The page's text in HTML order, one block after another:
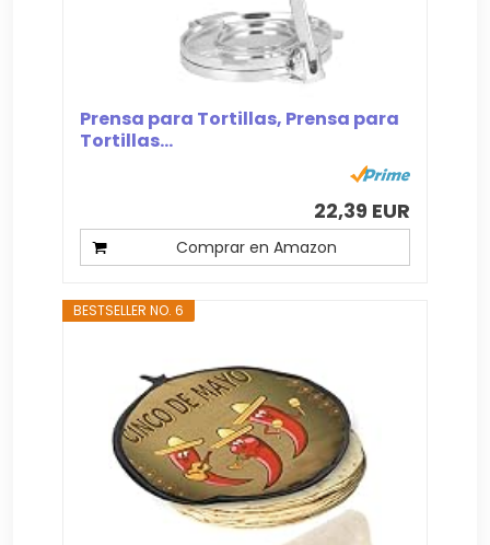
Prensa para Tortillas, Prensa para
Tortillas...
22,39 EUR
Comprar en Amazon
BESTSELLER NO. 6